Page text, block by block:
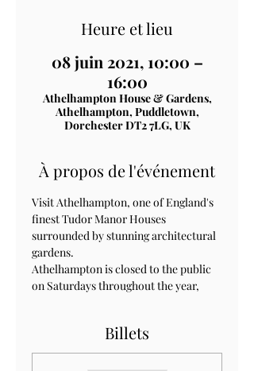
Heure et lieu
08 juin 2021, 10:00 –
16:00
Athelhampton House & Gardens,
Athelhampton, Puddletown,
Dorchester DT2 7LG, UK
À propos de l'événement
Visit Athelhampton, one of England's
finest Tudor Manor Houses
surrounded by stunning architectural
gardens.
Athelhampton is closed to the public
on Saturdays throughout the year,
Billets